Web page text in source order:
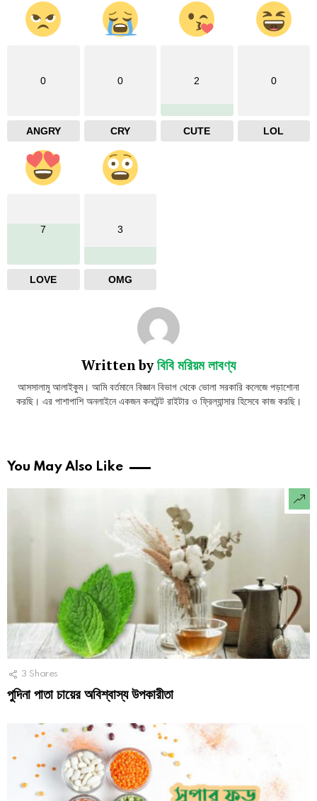
0
ANGRY
0
CRY
2
CUTE
0
LOL
7
LOVE
3
OMG
Written byবিবি মরিয়ম লাবণ্য
আসসালামু আলাইকুম। আমি বর্তমানে বিজ্ঞান বিভাগ থেকে ভোলা সরকারি কলেজে পড়াশোনা
করছি। এর পাশাপাশি অনলাইনে একজন কনটেন্ট রাইটার ও ফ্রিল্যান্সার হিসেবে কাজ করছি।
You May Also Like
3 Shares
পুদিনা পাতা চায়ের অবিশ্বাস্য উপকারীতা